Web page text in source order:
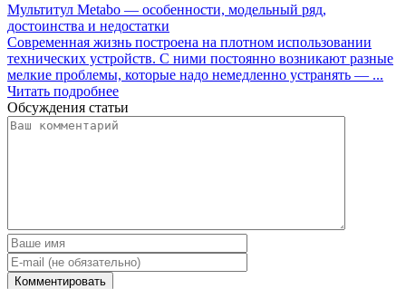
Мультитул Metabo — особенности, модельный ряд,
достоинства и недостатки
Современная жизнь построена на плотном использовании
технических устройств. С ними постоянно возникают разные
мелкие проблемы, которые надо немедленно устранять — ...
Читать подробнее
Обсуждения статьи